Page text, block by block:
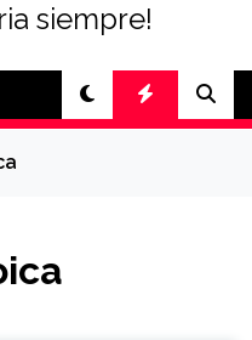
siempre!